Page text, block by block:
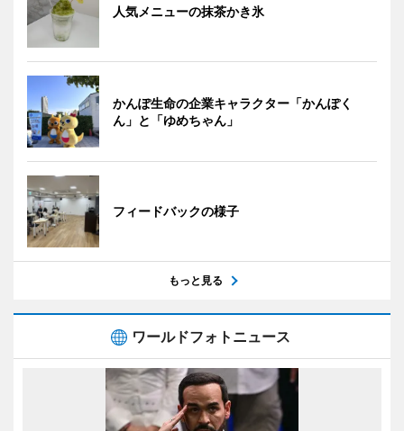
人気メニューの抹茶かき氷
かんぽ生命の企業キャラクター「かんぽく
ん」と「ゆめちゃん」
フィードバックの様子
もっと見る
ワールドフォトニュース